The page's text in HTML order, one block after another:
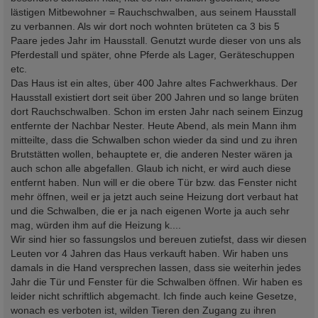
lästigen Mitbewohner = Rauchschwalben, aus seinem Hausstall
zu verbannen. Als wir dort noch wohnten brüteten ca 3 bis 5
Paare jedes Jahr im Hausstall. Genutzt wurde dieser von uns als
Pferdestall und später, ohne Pferde als Lager, Geräteschuppen
etc.
Das Haus ist ein altes, über 400 Jahre altes Fachwerkhaus. Der
Hausstall existiert dort seit über 200 Jahren und so lange brüten
dort Rauchschwalben. Schon im ersten Jahr nach seinem Einzug
entfernte der Nachbar Nester. Heute Abend, als mein Mann ihm
mitteilte, dass die Schwalben schon wieder da sind und zu ihren
Brutstätten wollen, behauptete er, die anderen Nester wären ja
auch schon alle abgefallen. Glaub ich nicht, er wird auch diese
entfernt haben. Nun will er die obere Tür bzw. das Fenster nicht
mehr öffnen, weil er ja jetzt auch seine Heizung dort verbaut hat
und die Schwalben, die er ja nach eigenen Worte ja auch sehr
mag, würden ihm auf die Heizung k....
Wir sind hier so fassungslos und bereuen zutiefst, dass wir diesen
Leuten vor 4 Jahren das Haus verkauft haben. Wir haben uns
damals in die Hand versprechen lassen, dass sie weiterhin jedes
Jahr die Tür und Fenster für die Schwalben öffnen. Wir haben es
leider nicht schriftlich abgemacht. Ich finde auch keine Gesetze,
wonach es verboten ist, wilden Tieren den Zugang zu ihren